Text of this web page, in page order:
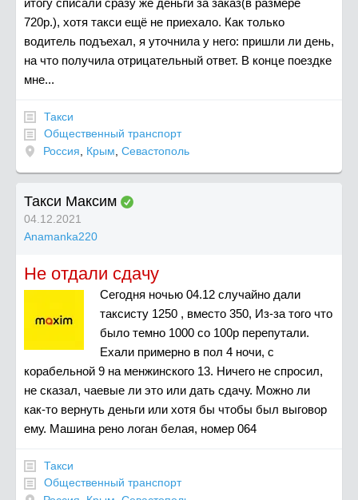
итогу списали сразу же деньги за заказ(в размере
720р.), хотя такси ещё не приехало. Как только
водитель подъехал, я уточнила у него: пришли ли день,
на что получила отрицательный ответ. В конце поездке
мне...
Такси
Общественный транспорт
Россия
Крым Севастополь
Такси Максим
04.12.2021
Anamanka220
Не отдали сдачу
Сегодня ночью 04.12 случайно дали
таксисту 1250 , вместо 350, Из-за того что
было темно 1000 со 100р перепутали.
Ехали примерно в пол 4 ночи, с
корабельной 9 на менжинского 13. Ничего не спросил,
не сказал, чаевые ли это или дать сдачу. Можно ли
как-то вернуть деньги или хотя бы чтобы был выговор
ему. Машина рено логан белая, номер 064
Такси
Общественный транспорт